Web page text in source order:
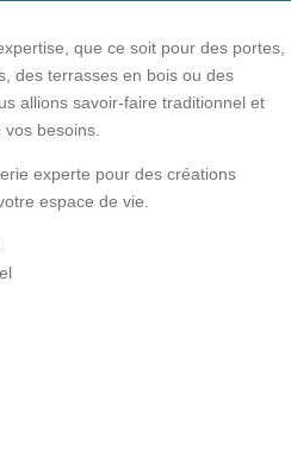
que ce soit pour des portes,
des terrasses en bois ou des
allions savoir-faire traditionnel et
besoins.
experte pour des créations
espace de vie.